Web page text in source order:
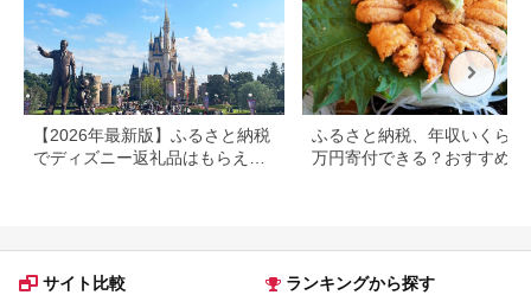
【2026年最新版】ふるさと納税
でディズニー返礼品はもらえ
ふるさと納税、年収いくらで
万円寄付できる？おすすめ返
サイト比較 ランキングから探す